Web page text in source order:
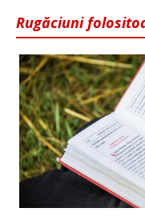
Rugăciuni